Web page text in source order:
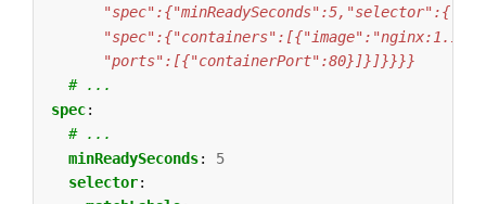
      "ports":[{"containerPort":80}]}]}}}}
# ...
spec:
# ...
minReadySeconds:
5
selector: